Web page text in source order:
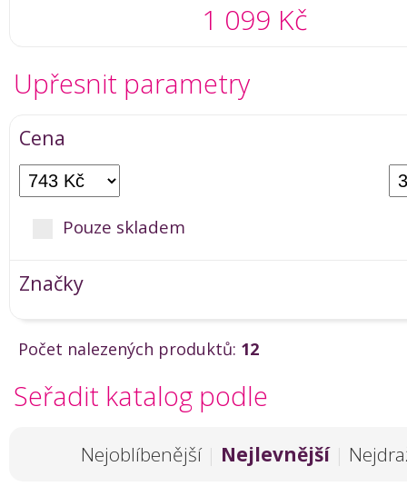
1 099 Kč
Upřesnit parametry
Cena
Pouze skladem
Značky
Počet nalezených produktů: 12
Seřadit katalog podle
Nejoblíbenější | Nejlevnější |